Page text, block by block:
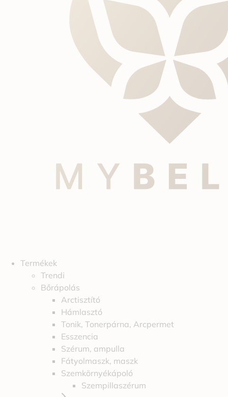
Termékek
Trendi
Bőrápolás
Arctisztító
Hámlasztó
Tonik, Tonerpárna, Arcpermet
Esszencia
Szérum, ampulla
Fátyolmaszk, maszk
Szemkörnyékápoló
Szempillaszérum